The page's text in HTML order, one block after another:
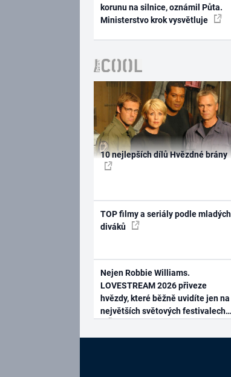
korunu na silnice, oznámil Půta.
Ministerstvo krok vysvětluje
10 nejlepších dílů Hvězdné brány
TOP filmy a seriály podle mladých
diváků
Nejen Robbie Williams.
LOVESTREAM 2026 přiveze
hvězdy, které běžně uvidíte jen na
největších světových festivalech